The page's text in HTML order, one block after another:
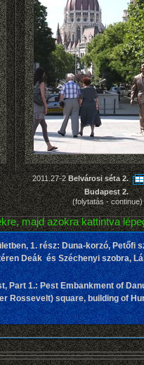
2011.27-2Belvárosi séta 2.
Budapest 2.
(folytatás - continue)
majd azokra kattintva
1. rész: Duna-korzó,
Deák és Széchenyi szobra,
Part 1.: Pest Embankment of
Rossevelt) square, building of